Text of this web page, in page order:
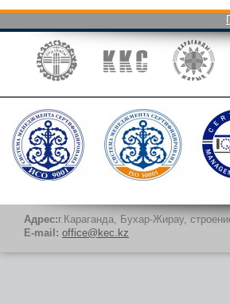
Адрес:г.Караганда, Бухар-Жирау,
E-mail: office@kec.kz